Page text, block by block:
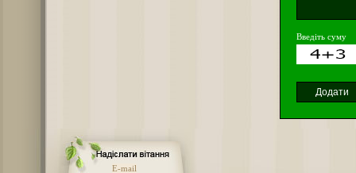
Введіть суму
E-mail